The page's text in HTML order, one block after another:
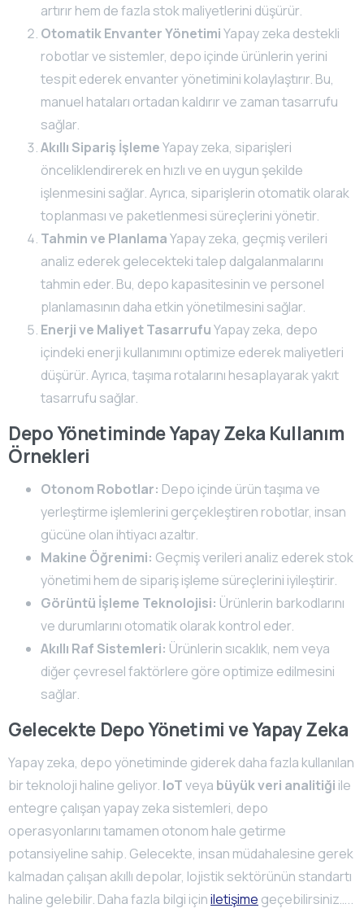
artırır hem de fazla stok maliyetlerini düşürür.
Otomatik Envanter YönetimiYapay zeka destekli
robotlar ve sistemler, depo içinde ürünlerin yerini
tespit ederek envanter yönetimini kolaylaştırır. Bu,
manuel hataları ortadan kaldırır ve zaman tasarrufu
sağlar.
Akıllı Sipariş İşlemeYapay zeka, siparişleri
önceliklendirerek en hızlı ve en uygun şekilde
işlenmesini sağlar. Ayrıca, siparişlerin otomatik olarak
toplanması ve paketlenmesi süreçlerini yönetir.
Tahmin ve PlanlamaYapay zeka, geçmiş verileri
analiz ederek gelecekteki talep dalgalanmalarını
tahmin eder. Bu, depo kapasitesinin ve personel
planlamasının daha etkin yönetilmesini sağlar.
Enerji ve Maliyet TasarrufuYapay zeka, depo
içindeki enerji kullanımını optimize ederek maliyetleri
düşürür. Ayrıca, taşıma rotalarını hesaplayarak yakıt
tasarrufu sağlar.
Depo Yönetiminde Yapay Zeka Kullanım
Örnekleri
Otonom Robotlar: Depo içinde ürün taşıma ve
yerleştirme işlemlerini gerçekleştiren robotlar, insan
gücüne olan ihtiyacı azaltır.
Makine Öğrenimi: Geçmiş verileri analiz ederek stok
yönetimi hem de sipariş işleme süreçlerini iyileştirir.
Görüntü İşleme Teknolojisi: Ürünlerin barkodlarını
ve durumlarını otomatik olarak kontrol eder.
Akıllı Raf Sistemleri: Ürünlerin sıcaklık, nem veya
diğer çevresel faktörlere göre optimize edilmesini
sağlar.
Gelecekte Depo Yönetimi ve Yapay Zeka
Yapay zeka, depo yönetiminde giderek daha fazla kullanılan
bir teknoloji haline geliyor. IoTveya büyük veri analitiği ile
entegre çalışan yapay zeka sistemleri, depo
operasyonlarını tamamen otonom hale getirme
potansiyeline sahip. Gelecekte, insan müdahalesine gerek
kalmadan çalışan akıllı depolar, lojistik sektörünün standartı
haline gelebilir. Daha fazla bilgi içiniletişime geçebilirsiniz…..